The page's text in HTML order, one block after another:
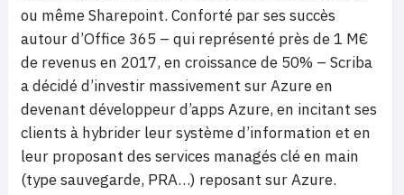
ou même Sharepoint. Conforté par ses succès
autour d’Office 365 – qui représenté près de 1 M€
de revenus en 2017, en croissance de 50% – Scriba
a décidé d’investir massivement sur Azure en
devenant développeur d’apps Azure, en incitant ses
clients à hybrider leur système d’information et en
leur proposant des services managés clé en main
(type sauvegarde, PRA…) reposant sur Azure.